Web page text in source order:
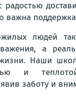
радостью
важна
людей
а
Наши
и
заботу и